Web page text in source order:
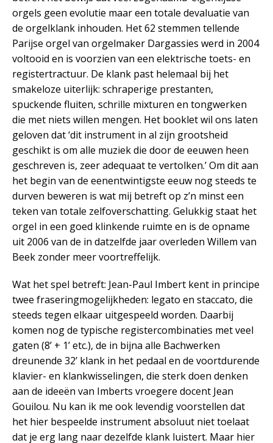
orgels geen evolutie maar een totale devaluatie van
de orgelklank inhouden. Het 62 stemmen tellende
Parijse orgel van orgelmaker Dargassies werd in 2004
voltooid en is voorzien van een elektrische toets- en
registertractuur. De klank past helemaal bij het
smakeloze uiterlijk: schraperige prestanten,
spuckende fluiten, schrille mixturen en tongwerken
die met niets willen mengen. Het booklet wil ons laten
geloven dat ‘dit instrument in al zijn grootsheid
geschikt is om alle muziek die door de eeuwen heen
geschreven is, zeer adequaat te vertolken.’ Om dit aan
het begin van de eenentwintigste eeuw nog steeds te
durven beweren is wat mij betreft op z’n minst een
teken van totale zelfoverschatting. Gelukkig staat het
orgel in een goed klinkende ruimte en is de opname
uit 2006 van de in datzelfde jaar overleden Willem van
Beek zonder meer voortreffelijk.
Wat het spel betreft: Jean-Paul Imbert kent in principe
twee fraseringmogelijkheden: legato en staccato, die
steeds tegen elkaar uitgespeeld worden. Daarbij
komen nog de typische registercombinaties met veel
gaten (8’ + 1’ etc.), de in bijna alle Bachwerken
dreunende 32’ klank in het pedaal en de voortdurende
klavier- en klankwisselingen, die sterk doen denken
aan de ideeën van Imberts vroegere docent Jean
Gouilou. Nu kan ik me ook levendig voorstellen dat
het hier bespeelde instrument absoluut niet toelaat
dat je erg lang naar dezelfde klank luistert. Maar hier